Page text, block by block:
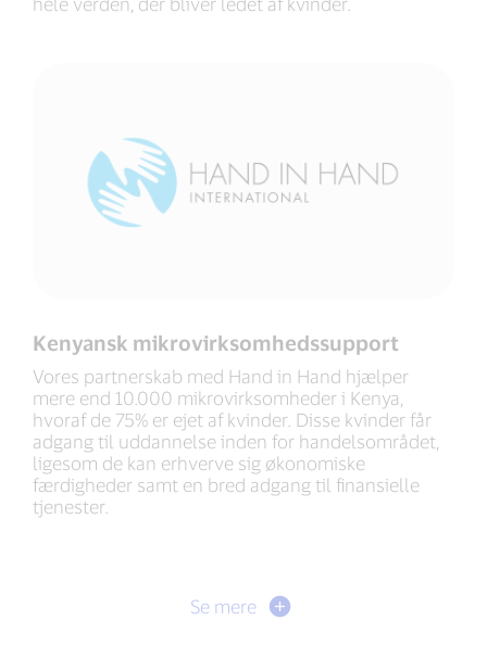
Kenyansk mikrovirksomhedssupport
Vores partnerskab med Hand in Hand hjælper
mere end 10.000 mikrovirksomheder i Kenya,
hvoraf de 75% er ejet af kvinder. Disse kvinder får
adgang til uddannelse inden for handelsområdet,
ligesom de kan erhverve sig økonomiske
færdigheder samt en bred adgang til finansielle
tjenester.
Se mere